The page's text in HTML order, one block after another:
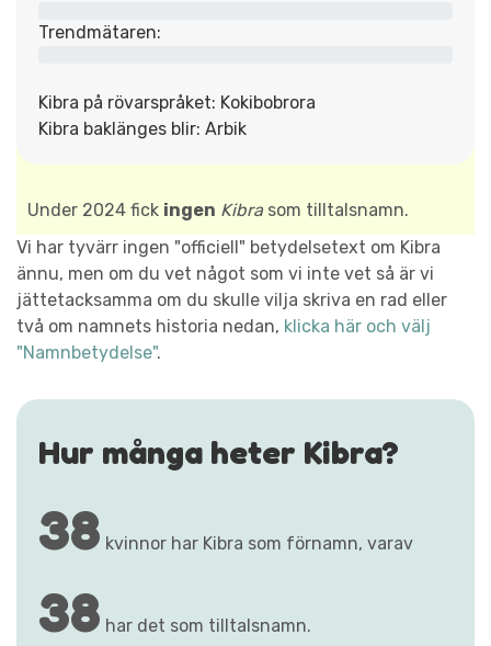
Trendmätaren:
Kibra på rövarspråket: Kokibobrora
Kibra baklänges blir: Arbik
Under 2024 fick ingen Kibrasom tilltalsnamn.
Vi har tyvärr ingen "officiell" betydelsetext om Kibra
ännu, men om du vet något som vi inte vet så är vi
jättetacksamma om du skulle vilja skriva en rad eller
två om namnets historia nedan, klicka här och välj
"Namnbetydelse".
Hur många heter Kibra?
38 kvinnor har Kibra som förnamn, varav
38 har det som tilltalsnamn.